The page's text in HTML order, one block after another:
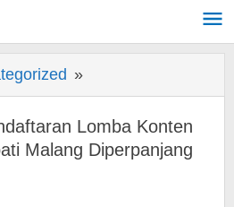
»
Tinggi,
Pendaftaran
Lomba
Lomba Konten
Malang Diperpanjang